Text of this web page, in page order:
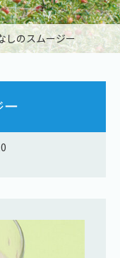
しのスムージー
ー